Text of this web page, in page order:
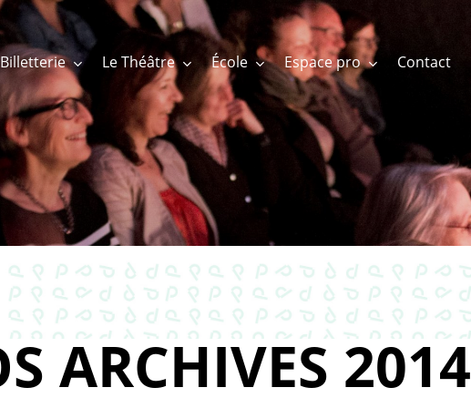
Billetterie Le Théâtre École Espace pro Contact
ARCHIVES 2014